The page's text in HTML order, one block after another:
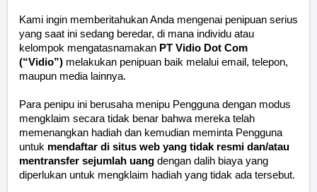
Kami ingin memberitahukan Anda mengenai penipuan serius
yang saat ini sedang beredar, di mana individu atau
kelompok mengatasnamakan PT Vidio Dot Com
(“Vidio”) melakukan penipuan baik melalui email, telepon,
maupun media lainnya.
Para penipu ini berusaha menipu Pengguna dengan modus
mengklaim secara tidak benar bahwa mereka telah
memenangkan hadiah dan kemudian meminta Pengguna
untuk mendaftar di situs web yang tidak resmi dan/atau
mentransfer sejumlah uang dengan dalih biaya yang
diperlukan untuk mengklaim hadiah yang tidak ada tersebut.